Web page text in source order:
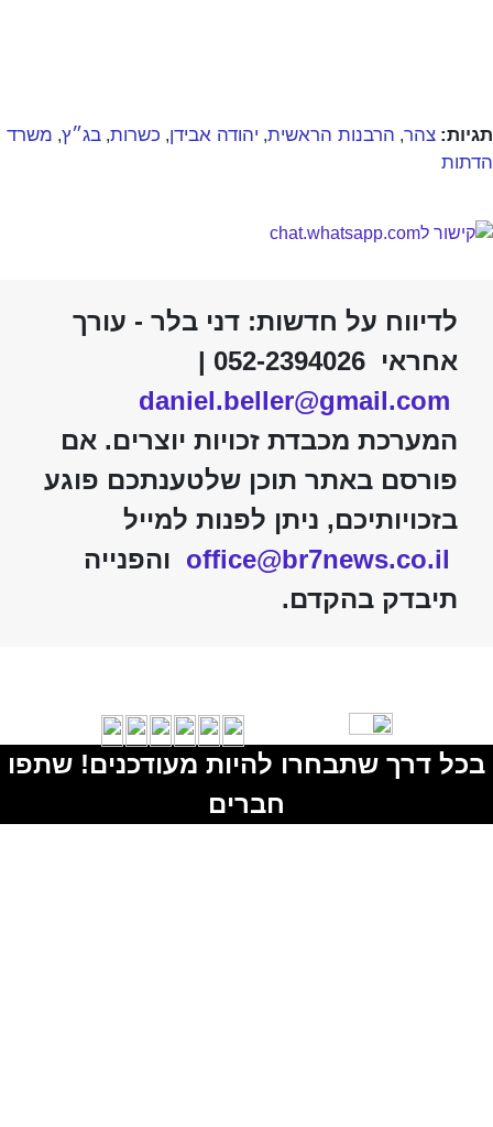
תגיות: צהר, הרבנות הראשית, יהודה אבידן, כשרות, בג״ץ, משרד
הדתות
לדיווח על חדשות: דני בלר - עורך
אחראי 052-2394026 |
daniel.beller@gmail.com
המערכת מכבדת זכויות יוצרים. אם
פורסם באתר תוכן שלטענתכם פוגע
בזכויותיכם, ניתן לפנות למייל
office@br7news.co.il והפנייה
תיבדק בהקדם.
בכל דרך שתבחרו להיות מעודכנים! שתפו
חברים